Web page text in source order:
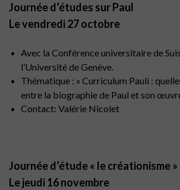
Journée d’études sur Paul
Le vendredi 27 octobre
Avec la Conférence universitaire de
l’Université de Genève.
Thématique : « Curriculum Pauli :
entre la biographie de Paul et son
Contact: Valérie Nicolet
Journée d’étude « le créationisme
Le jeudi 16 novembre